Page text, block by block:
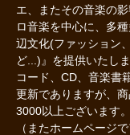
エ、またその音楽の
ロ音楽を中心に、多
辺文化(ファッション
ど...)』を提供いたし
コード、CD、音楽書
更新でありますが、
3000以上ございます
（またホームページ